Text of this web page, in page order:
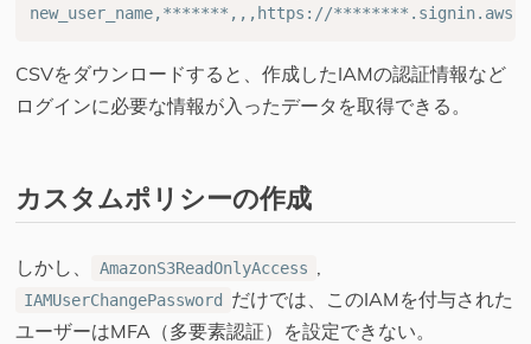
CSVをダウンロードすると、作成したIAMの認証情報など
ログインに必要な情報が入ったデータを取得できる。
カスタムポリシーの作成
しかし、 AmazonS3ReadOnlyAccess
IAMUserChangePassword
だけでは、このIAMを付与された
ユーザーはMFA（多要素認証）を設定できない。